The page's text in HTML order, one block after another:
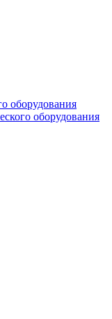
оборудования
оборудования